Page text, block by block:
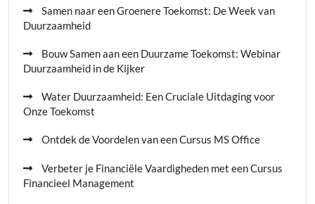
Samen naar een Groenere Toekomst: De Week van
Duurzaamheid
Bouw Samen aan een Duurzame Toekomst: Webinar
Duurzaamheid in de Kijker
Water Duurzaamheid: Een Cruciale Uitdaging voor
Onze Toekomst
Ontdek de Voordelen van een Cursus MS Office
Verbeter je Financiële Vaardigheden met een Cursus
Financieel Management